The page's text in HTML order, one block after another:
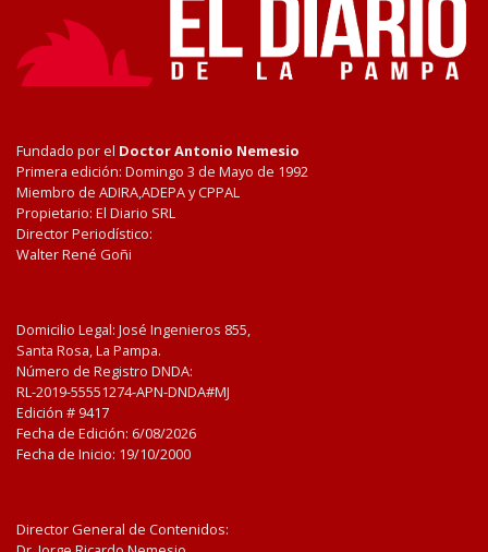
Fundado por el Doctor Antonio Nemesio
Primera edición: Domingo 3 de Mayo de 1992
Miembro de ADIRA,ADEPA y CPPAL
Propietario: El Diario SRL
Director Periodístico:
Walter René Goñi
Domicilio Legal: José Ingenieros 855,
Santa Rosa, La Pampa.
Número de Registro DNDA:
RL-2019-55551274-APN-DNDA#MJ
Edición # 9417
Fecha de Edición: 6/08/2026
Fecha de Inicio: 19/10/2000
Director General de Contenidos: